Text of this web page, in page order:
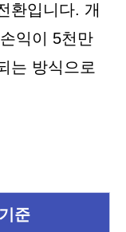
환입니다. 개
익이 5천만
는 방식으로
준